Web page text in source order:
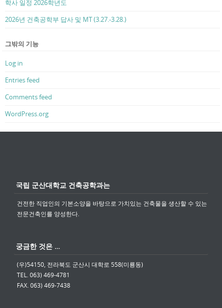
학사 일정 2026학년도
2026년 건축공학부 답사 및 MT (3.27.-3.28.)
그밖의 기능
Log in
Entries feed
Comments feed
WordPress.org
국립 군산대학교 건축공학과는
건전한 직업인의 기본소양을 바탕으로 가치있는 건축물을 생산할 수 있는
전문건축인를 양성한다.
궁금한 것은 …
(우)54150, 전라북도 군산시 대학로 558(미룡동)
TEL. 063) 469-4781
FAX. 063) 469-7438